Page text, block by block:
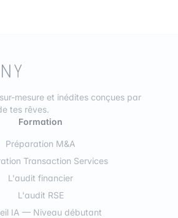
mesure et inédites conçues par
tes rêves.
Formation
Préparation M&A
Transaction Services
L'audit financier
L'audit RSE
IA — Niveau débutant